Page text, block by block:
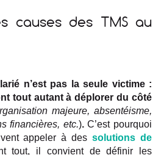
causes des TMS au
n’est pas la seule victime :
tout autant à déplorer du côté
majeure, absentéisme,
financières, etc.).C’est pourquoi
appeler à dessolutions de
tout, il convient de définir les